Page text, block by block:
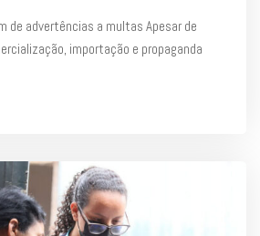
de advertências a multas Apesar de
importação e propaganda